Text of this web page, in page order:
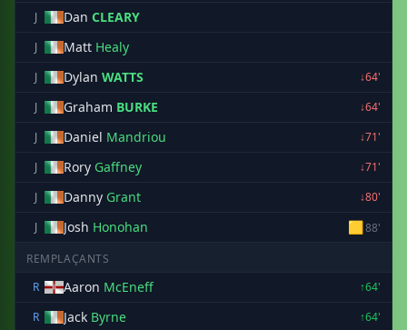
J Dan CLEARY
J Matt Healy
J Dylan WATTS
↓64'
J
Graham BURKE
↓64'
J
Daniel Mandriou
↓71'
J
Rory Gaffney
↓71'
J
Danny Grant
↓80'
J
Josh Honohan 🟨88'
REMPLAÇANTS
R
Aaron McEneff
↑64'
R
Jack Byrne ↑64'